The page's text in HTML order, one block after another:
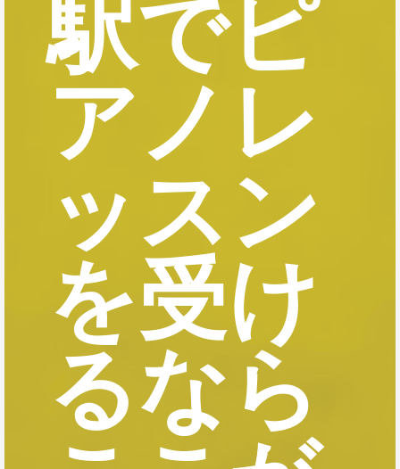
駅でピ
アノレ
ッスン
を受け
るなら